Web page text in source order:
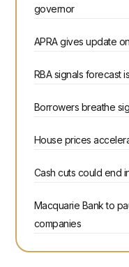
governor
APRA gives update
RBA signals forecast
Borrowers breathe
House prices
Cash cuts could end
Macquarie Bank to
companies